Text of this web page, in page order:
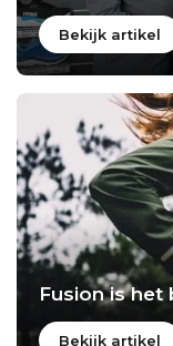
Bekijk artikel
Fusion is
Bekijk artikel